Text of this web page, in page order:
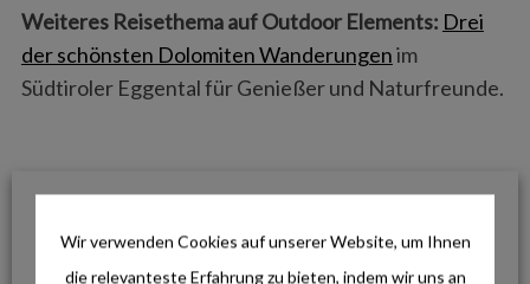
Weiteres Reisethema auf Outdoor Elements: Drei
der schönsten Dolomiten Wanderungenim
Südtiroler Eggental für Genießer und Naturfreunde.
Tags from the story
Wir verwenden Cookies auf unserer Website, um Ihnen
die relevanteste Erfahrung zu bieten, indem wir uns an